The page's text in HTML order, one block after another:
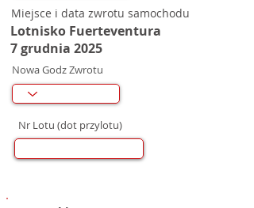
Miejsce i data zwrotu samochodu
Lotnisko Fuerteventura
7 grudnia 2025
Nowa Godz Zwrotu
Nr Lotu (dot przylotu)